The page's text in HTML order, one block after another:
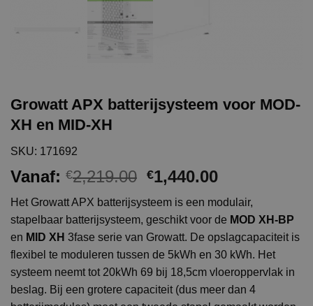
Growatt APX batterijsysteem voor MOD-
XH en MID-XH
SKU: 171692
Vanaf: €2,219.00 Oorspronkelijke
was:
€2,219.00.
€1,440.00Huidige
is:
€1,440.00.
Het Growatt APX batterijsysteem is een modulair,
stapelbaar batterijsysteem, geschikt voor de MOD XH-BP
en MID XH 3fase serie van Growatt. De opslagcapaciteit is
flexibel te moduleren tussen de 5kWh en 30 kWh. Het
systeem neemt tot 20kWh 69 bij 18,5cm vloeroppervlak in
beslag. Bij een grotere capaciteit (dus meer dan 4